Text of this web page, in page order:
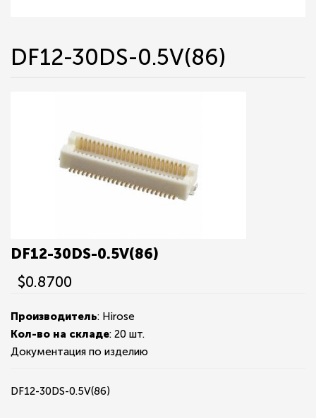
DF12-30DS-0.5V(86)
DF12-30DS-0.5V(86)
$0.8700
Производитель: Hirose
Кол-во на складе: 20 шт.
Документация по изделию
DF12-30DS-0.5V(86)